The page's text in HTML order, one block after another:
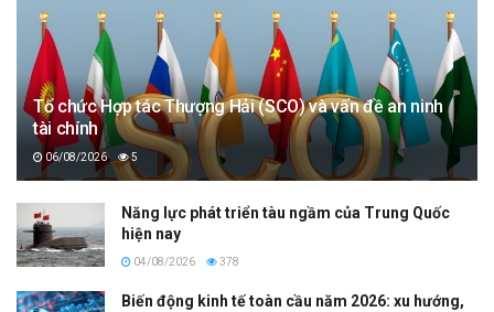
Tổ chức Hợp tác Thượng Hải (SCO) và vấn đề an ninh
tài chính
06/08/2026 5
Năng lực phát triển tàu ngầm của Trung Quốc
hiện nay
04/08/2026 378
Biến động kinh tế toàn cầu năm 2026: xu hướng,